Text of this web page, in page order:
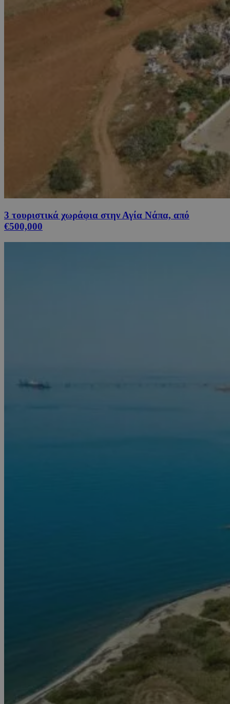
3 τουριστικά χωράφια στην Αγία Νάπα, από
€500,000